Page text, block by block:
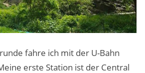
fahre ich mit der U-Bahn
erste Station ist der Central